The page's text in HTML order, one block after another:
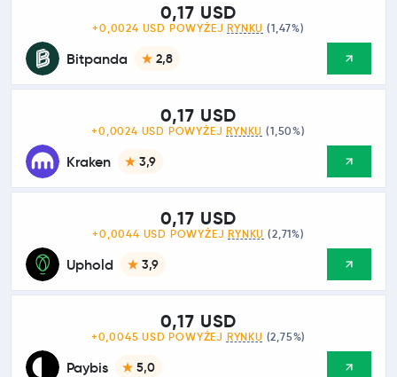
Bitpanda 2,8
0,17 USD
+0,0024 USD POWYŻEJ RYNKU (1,47%)
Kraken 3,9
0,17 USD
+0,0024 USD POWYŻEJ RYNKU (1,50%)
Uphold 3,9
0,17 USD
+0,0044 USD POWYŻEJ RYNKU (2,71%)
Paybis 5,0
0,17 USD
+0,0045 USD POWYŻEJ RYNKU (2,75%)